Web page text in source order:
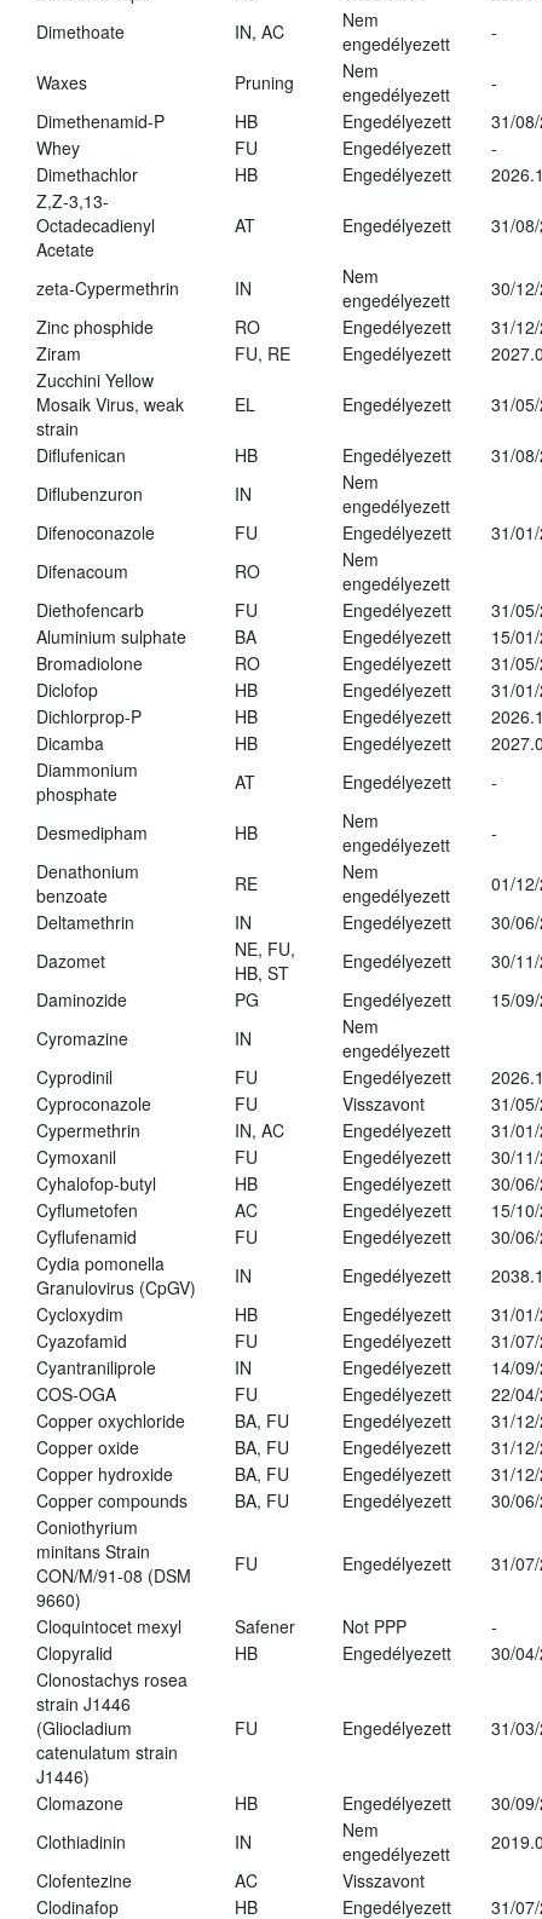
Dimethoate
IN, AC
Nem
engedélyezett
-
Waxes Pruning
Nem
engedélyezett
-
Dimethenamid-P
HB Engedélyezett
31/
Whey
FU Engedélyezett
-
Dimethachlor
HB Engedélyezett
Z,Z-3,13-
Octadecadienyl
Acetate
AT Engedélyezett 31/
zeta-Cypermethrin IN
Nem
engedélyezett
30/
Zinc phosphide
RO Engedélyezett
31/
Ziram
FU, RE Engedélyezett
Zucchini Yellow
Mosaik Virus, weak
strain
EL Engedélyezett 31/
Diflufenican HB Engedélyezett
31/
Diflubenzuron
IN
Nem
engedélyezett
Difenoconazole
FU Engedélyezett
31/
Difenacoum
RO
Nem
engedélyezett
Diethofencarb
FU Engedélyezett
31/
Aluminium sulphate
BA Engedélyezett
15/
Bromadiolone
RO Engedélyezett
31/
Diclofop
HB Engedélyezett
31/
Dichlorprop-P
HB Engedélyezett
Dicamba
HB Engedélyezett
Diammonium
phosphate
AT Engedélyezett -
Desmedipham HB
Nem
engedélyezett
-
Denathonium
benzoate
RE
Nem
engedélyezett
01/
Deltamethrin
IN Engedélyezett
30/
Dazomet
NE, FU,
HB, ST
Engedélyezett
30/
Daminozide
PG Engedélyezett
15/
Cyromazine
IN
Nem
engedélyezett
Cyprodinil
FU Engedélyezett
Cyproconazole
FU Visszavont
31/
Cypermethrin
IN, AC Engedélyezett
31/
Cymoxanil
FU Engedélyezett
30/
Cyhalofop-butyl
HB Engedélyezett
30/
Cyflumetofen
AC Engedélyezett
15/
Cyflufenamid
FU Engedélyezett
30/
Cydia pomonella
Granulovirus (CpGV)
IN Engedélyezett
Cycloxydim
HB Engedélyezett
31/
Cyazofamid
FU Engedélyezett
31/
Cyantraniliprole
IN Engedélyezett
14/
COS-OGA
FU Engedélyezett
22/
Copper oxychloride
BA, FU Engedélyezett
31/
Copper oxide
BA, FU Engedélyezett
31/
Copper hydroxide
BA, FU Engedélyezett
31/
Copper compounds
BA, FU Engedélyezett
30/
Coniothyrium
minitans Strain
CON/M/91-08 (DSM
9660)
FU Engedélyezett 31/
Cloquintocet mexyl Safener Not PPP
-
Clopyralid
HB Engedélyezett
30/
Clonostachys rosea
strain J1446
(Gliocladium
catenulatum strain
J1446)
FU Engedélyezett 31/
Clomazone HB Engedélyezett
30/
Clothiadinin
IN
Nem
engedélyezett
Clofentezine
AC
Visszavont
Clodinafop
HB Engedélyezett 31/